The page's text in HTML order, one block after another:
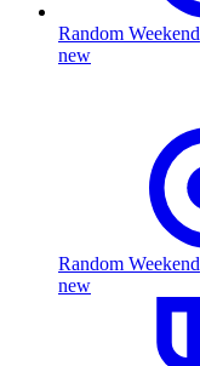
Random Weekend
new
Random Weekend
new